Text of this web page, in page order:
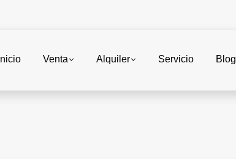
Inicio Venta Alquiler Servicio Blog